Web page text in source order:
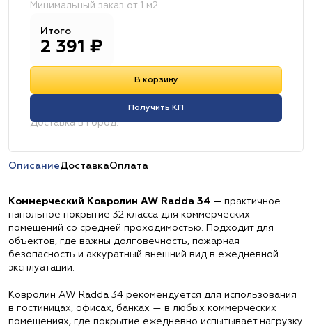
Минимальный заказ от 1 м2
Итого
2 391 ₽
В корзину
Получить КП
Доставка в город:
ОписаниеДоставкаОплата
Коммерческий Ковролин AW Radda 34 — практичное
напольное покрытие 32 класса для коммерческих
помещений со средней проходимостью. Подходит для
объектов, где важны долговечность, пожарная
безопасность и аккуратный внешний вид в ежедневной
эксплуатации.
Ковролин AW Radda 34 рекомендуется для использования
в гостиницах, офисах, банках — в любых коммерческих
помещениях, где покрытие ежедневно испытывает нагрузку